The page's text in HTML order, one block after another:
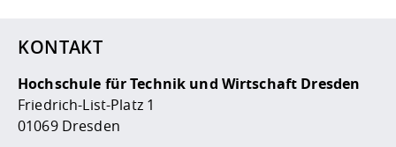
KONTAKT
Hochschule für Technik und Wirtschaft Dresden
Friedrich-List-Platz 1
01069 Dresden